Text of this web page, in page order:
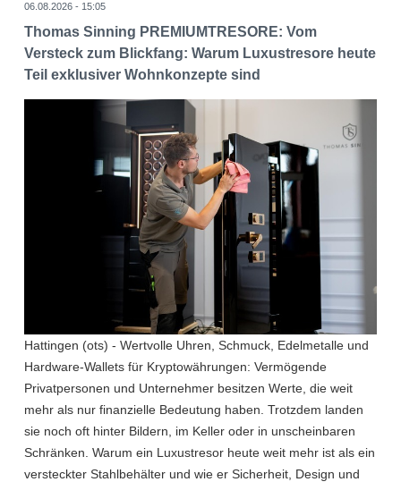
06.08.2026 - 15:05
Thomas Sinning PREMIUMTRESORE: Vom
Versteck zum Blickfang: Warum Luxustresore heute
Teil exklusiver Wohnkonzepte sind
Hattingen (ots) - Wertvolle Uhren, Schmuck, Edelmetalle und
Hardware-Wallets für Kryptowährungen: Vermögende
Privatpersonen und Unternehmer besitzen Werte, die weit
mehr als nur finanzielle Bedeutung haben. Trotzdem landen
sie noch oft hinter Bildern, im Keller oder in unscheinbaren
Schränken. Warum ein Luxustresor heute weit mehr ist als ein
versteckter Stahlbehälter und wie er Sicherheit, Design und